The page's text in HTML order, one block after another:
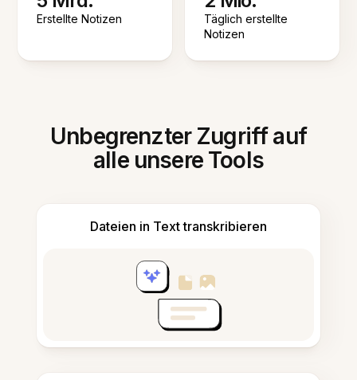
Erstellte Notizen
Täglich erstellte
Notizen
Unbegrenzter Zugriff auf
alle unsere Tools
Dateien in Text transkribieren